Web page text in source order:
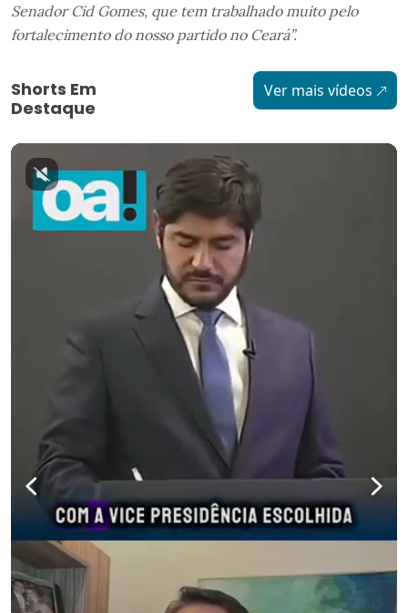
Senador Cid Gomes, que tem trabalhado muito pelo
fortalecimento do nosso partido no Ceará”.
Shorts Em
Destaque
Ver mais vídeos